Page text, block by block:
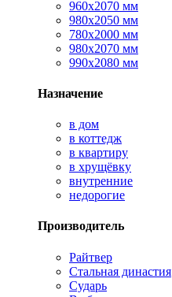
960х2070 мм
980х2050 мм
780х2000 мм
980х2070 мм
990х2080 мм
Назначение
в дом
в коттедж
в квартиру
в хрущёвку
внутренние
недорогие
Производитель
Райтвер
Стальная династия
Сударь